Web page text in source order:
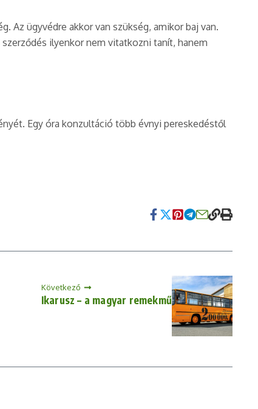
Az ügyvédre akkor van szükség, amikor baj van.
ilyenkor nem vitatkozni tanít, hanem
Egy óra konzultáció több évnyi pereskedéstől
Következő
Ikarusz – a magyar remekmű